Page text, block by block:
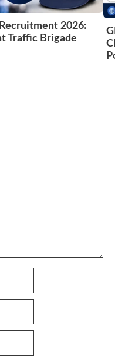
2026:
Traffic Brigade